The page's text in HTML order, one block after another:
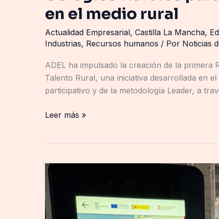
en el medio rural
Actualidad Empresarial, Castilla La Mancha,
Industrias, Recursos humanos / Por Noticias
ADEL ha impulsado la creación de la primera
Talento Rural, una iniciativa desarrollada en
participativo y de la metodología Leader, a
Leer más »
La
web
turística
de